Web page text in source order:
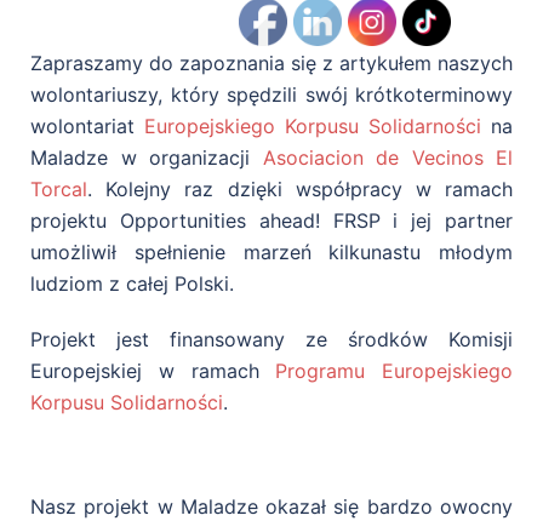
Zapraszamy do zapoznania się z artykułem naszych
wolontariuszy, który spędzili swój krótkoterminowy
wolontariat Europejskiego Korpusu Solidarności na
Maladze w organizacji Asociacion de Vecinos El
Torcal. Kolejny raz dzięki współpracy w ramach
projektu Opportunities ahead! FRSP i jej partner
umożliwił spełnienie marzeń kilkunastu młodym
ludziom z całej Polski.
Projekt jest finansowany ze środków Komisji
Europejskiej w ramach Programu Europejskiego
Korpusu Solidarności.
Nasz projekt w Maladze okazał się bardzo owocny